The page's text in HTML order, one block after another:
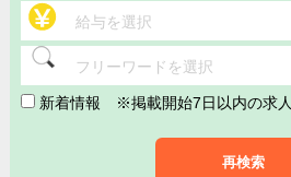
給与を選択
フリーワードを選択
新着情報 ※掲載開始7日以内の求人
再検索